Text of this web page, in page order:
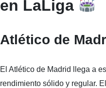
en LaLiga
Atlético de
El Atlético de Madrid llega a
rendimiento sólido y regular.